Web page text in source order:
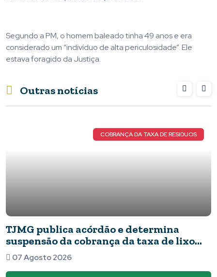
Segundo a PM, o homem baleado tinha 49 anos e era
considerado um “indivíduo de alta periculosidade”. Ele
estava foragido da Justiça.
Outras notícias
COBRANÇA DA TAXA DE RESIDUOS
TJMG publica acórdão e determina
suspensão da cobrança da taxa de lixo
em Piumhi
07 Agosto 2026